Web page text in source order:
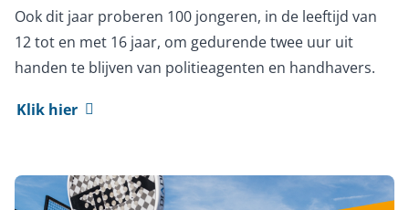
Ook dit jaar proberen 100 jongeren, in de leeftijd van
12 tot en met 16 jaar, om gedurende twee uur uit
handen te blijven van politieagenten en handhavers.
Klik hier